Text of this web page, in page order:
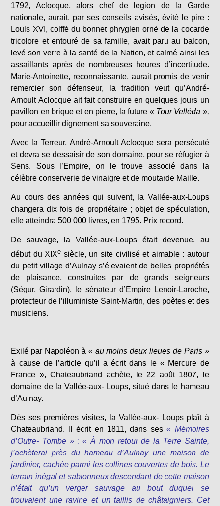
1792, Aclocque, alors chef de légion de la Garde
nationale, aurait, par ses conseils avisés, évité le pire :
Louis XVI, coiffé du bonnet phrygien orné de la cocarde
tricolore et entouré de sa famille, avait paru au balcon,
levé son verre à la santé de la Nation, et calmé ainsi les
assaillants après de nombreuses heures d’incertitude.
Marie-Antoinette, reconnaissante, aurait promis de venir
remercier son défenseur, la tradition veut qu’André-
Arnoult Aclocque ait fait construire en quelques jours un
pavillon en brique et en pierre, la future « Tour Velléda »,
pour accueillir dignement sa souveraine.
Avec la Terreur, André-Arnoult Aclocque sera persécuté
et devra se dessaisir de son domaine, pour se réfugier à
Sens. Sous l’Empire, on le trouve associé dans la
célèbre conserverie de vinaigre et de moutarde Maille.
Au cours des années qui suivent, la Vallée-aux-Loups
changera dix fois de propriétaire ; objet de spéculation,
elle atteindra 500 000 livres, en 1795. Prix record.
De sauvage, la Vallée-aux-Loups était devenue, au
début du XIXe siècle, un site civilisé et aimable : autour
du petit village d’Aulnay s’élevaient de belles propriétés
de plaisance, construites par de grands seigneurs
(Ségur, Girardin), le sénateur d’Empire Lenoir-Laroche,
protecteur de l’illuministe Saint-Martin, des poètes et des
musiciens.
Exilé par Napoléon à « au moins deux lieues de Paris »
à cause de l’article qu’il a écrit dans le « Mercure de
France », Chateaubriand achète, le 22 août 1807, le
domaine de la Vallée-aux- Loups, situé dans le hameau
d’Aulnay.
Dès ses premières visites, la Vallée-aux- Loups plaît à
Chateaubriand. Il écrit en 1811, dans ses« Mémoires
d’Outre- Tombe »:« À mon retour de la Terre Sainte,
j’achèterai près du hameau d’Aulnay une maison de
jardinier, cachée parmi les collines couvertes de bois. Le
terrain inégal et sablonneux descendant de cette maison
n’était qu’un verger sauvage au bout duquel se
trouvaient une ravine et un taillis de châtaigniers. Cet